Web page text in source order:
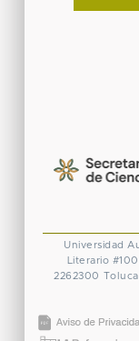
Universidad
Literario
2262300